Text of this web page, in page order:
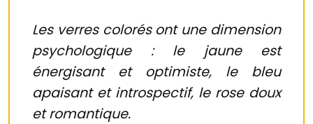
Les verres colorés ont une dimension
psychologique : le jaune est
énergisant et optimiste, le bleu
apaisant et introspectif, le rose doux
et romantique.